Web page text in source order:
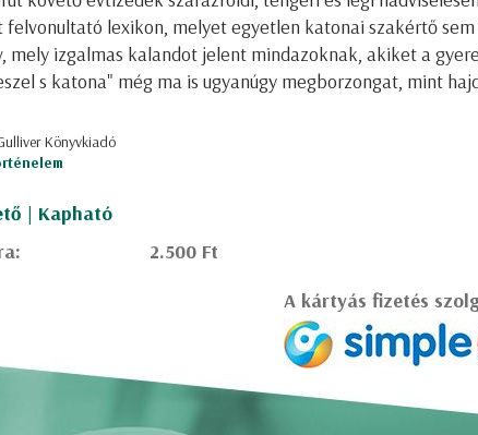
felvonultató lexikon, melyet egyetlen katonai szakértő
mely izgalmas kalandot jelent mindazoknak, akiket a
s katona" még ma is ugyanúgy megborzongat, mint
Könyvkiadó
| Kapható
2.500 Ft
A kártyás fizetés